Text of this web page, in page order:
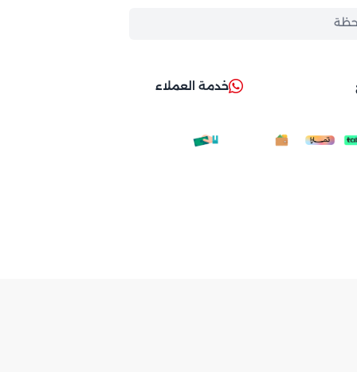
خدمة العملاء